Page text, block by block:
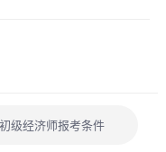
报考
初级经济师报考条件